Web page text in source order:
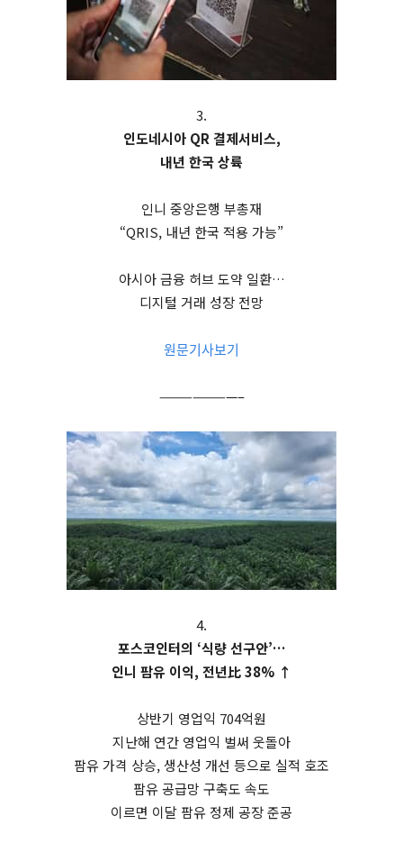
3.
인도네시아 QR 결제서비스,
내년 한국 상륙
인니 중앙은행 부총재
“QRIS, 내년 한국 적용 가능”
아시아 금융 허브 도약 일환…
디지털 거래 성장 전망
원문기사보기
———————–
4.
포스코인터의 ‘식량 선구안’…
인니 팜유 이익, 전년比 38% ↑
상반기 영업익 704억원
지난해 연간 영업익 벌써 웃돌아
팜유 가격 상승, 생산성 개선 등으로 실적 호조
팜유 공급망 구축도 속도
이르면 이달 팜유 정제 공장 준공